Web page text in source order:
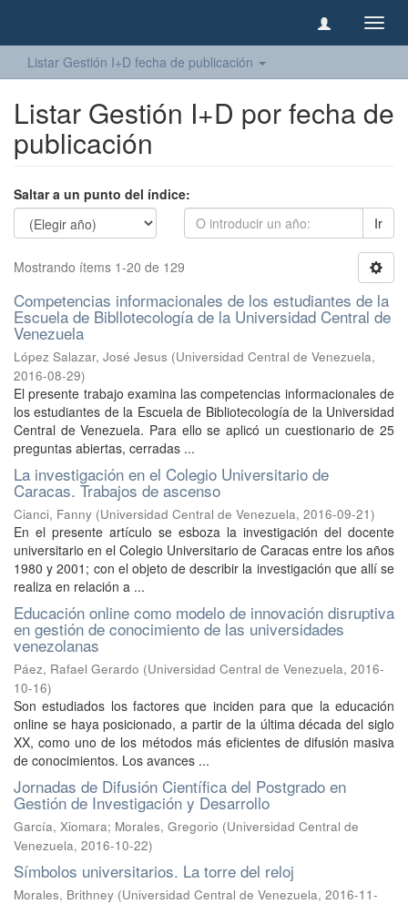
Listar Gestión I+D fecha de publicación
Listar Gestión I+D por fecha de
publicación
Saltar a un punto del índice:
Ir
Mostrando ítems 1-20 de 129
Competencias informacionales de los estudiantes de la
Escuela de Bibllotecología de la Universidad Central de
Venezuela
López Salazar, José Jesus (Universidad Central de Venezuela,
2016-08-29)
El presente trabajo examina las competencias informacionales de
los estudiantes de la Escuela de Bibliotecología de la Universidad
Central de Venezuela. Para ello se aplicó un cuestionario de 25
preguntas abiertas, cerradas ...
La investigación en el Colegio Universitario de
Caracas. Trabajos de ascenso
Cianci, Fanny (Universidad Central de Venezuela, 2016-09-21)
En el presente artículo se esboza la investigación del docente
universitario en el Colegio Universitario de Caracas entre los años
1980 y 2001; con el objeto de describir la investigación que allí se
realiza en relación a ...
Educación online como modelo de innovación disruptiva
en gestión de conocimiento de las universidades
venezolanas
Páez, Rafael Gerardo (Universidad Central de Venezuela, 2016-
10-16)
Son estudiados los factores que inciden para que la educación
online se haya posicionado, a partir de la última década del siglo
XX, como uno de los métodos más eficientes de difusión masiva
de conocimientos. Los avances ...
Jornadas de Difusión Científica del Postgrado en
Gestión de Investigación y Desarrollo
García, Xiomara; Morales, Gregorio (Universidad Central de
Venezuela, 2016-10-22)
Símbolos universitarios. La torre del reloj
Morales, Brithney (Universidad Central de Venezuela, 2016-11-